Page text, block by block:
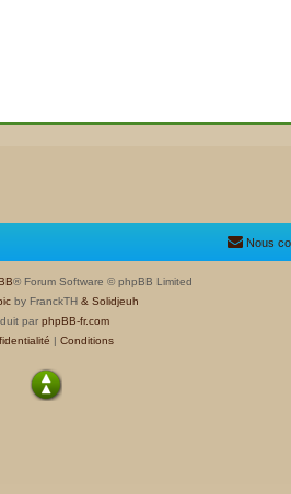
Nous
® Forum Software © phpBB Limited
by FranckTH & Solidjeuh
par phpBB-fr.com
| Conditions